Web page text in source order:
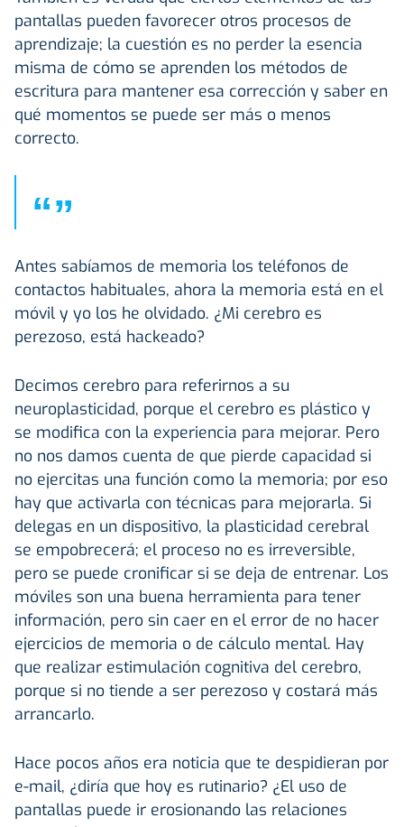
pantallas pueden favorecer otros procesos de
aprendizaje; la cuestión es no perder la esencia
misma de cómo se aprenden los métodos de
escritura para mantener esa corrección y saber en
qué momentos se puede ser más o menos
correcto.
“”
Antes sabíamos de memoria los teléfonos de
contactos habituales, ahora la memoria está en el
móvil y yo los he olvidado. ¿Mi cerebro es
perezoso, está hackeado?
Decimos cerebro para referirnos a su
neuroplasticidad, porque el cerebro es plástico y
se modifica con la experiencia para mejorar. Pero
no nos damos cuenta de que pierde capacidad si
no ejercitas una función como la memoria; por eso
hay que activarla con técnicas para mejorarla. Si
delegas en un dispositivo, la plasticidad cerebral
se empobrecerá; el proceso no es irreversible,
pero se puede cronificar si se deja de entrenar. Los
móviles son una buena herramienta para tener
información, pero sin caer en el error de no hacer
ejercicios de memoria o de cálculo mental. Hay
que realizar estimulación cognitiva del cerebro,
porque si no tiende a ser perezoso y costará más
arrancarlo.
Hace pocos años era noticia que te despidieran por
e-mail, ¿diría que hoy es rutinario? ¿El uso de
pantallas puede ir erosionando las relaciones